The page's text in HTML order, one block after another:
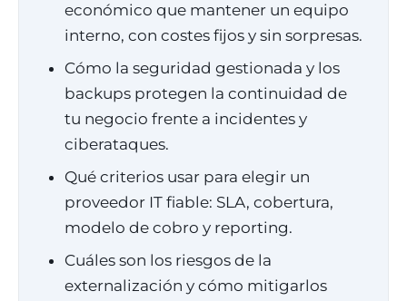
económico que mantener un equipo
interno, con costes fijos y sin sorpresas.
Cómo la seguridad gestionada y los
backups protegen la continuidad de
tu negocio frente a incidentes y
ciberataques.
Qué criterios usar para elegir un
proveedor IT fiable: SLA, cobertura,
modelo de cobro y reporting.
Cuáles son los riesgos de la
externalización y cómo mitigarlos